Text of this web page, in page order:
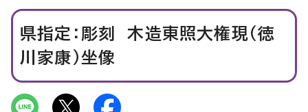
県指定：彫刻 木造東照大権現（徳
川家康）坐像